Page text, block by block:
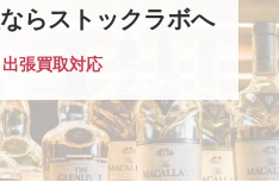
らストックラボへ
張買取対応